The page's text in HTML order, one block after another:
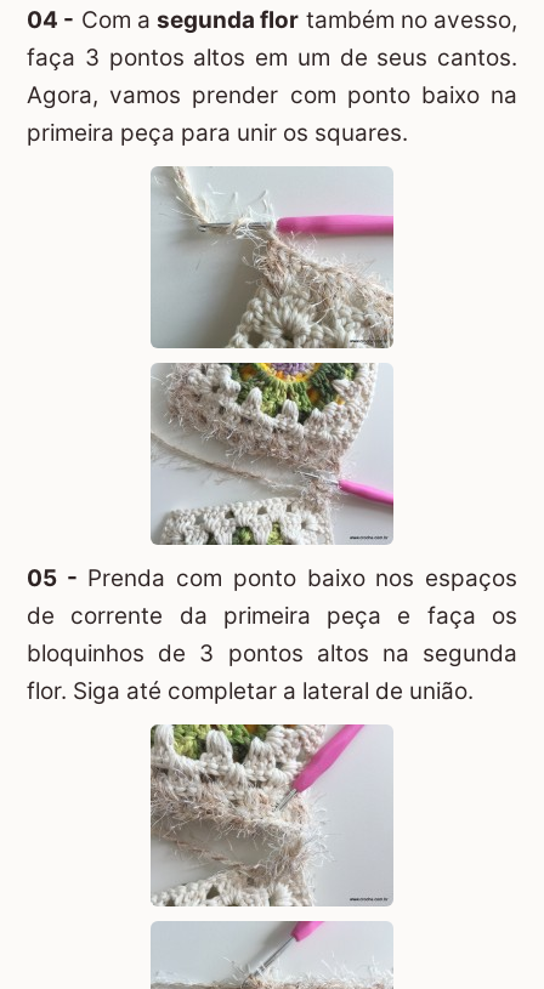
04 - Com a segunda flor também no avesso,
faça 3 pontos altos em um de seus cantos.
Agora, vamos prender com ponto baixo na
primeira peça para unir os squares.
05 - Prenda com ponto baixo nos espaços
de corrente da primeira peça e faça os
bloquinhos de 3 pontos altos na segunda
flor. Siga até completar a lateral de união.